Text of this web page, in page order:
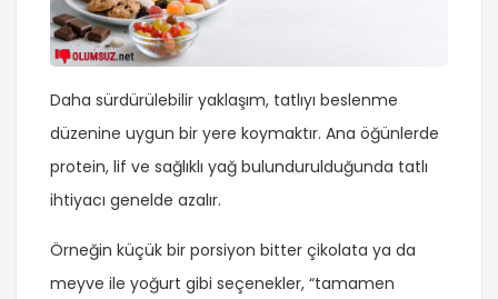
Daha sürdürülebilir yaklaşım, tatlıyı beslenme
düzenine uygun bir yere koymaktır. Ana öğünlerde
protein, lif ve sağlıklı yağ bulundurulduğunda tatlı
ihtiyacı genelde azalır.
Örneğin küçük bir porsiyon bitter çikolata ya da
meyve ile yoğurt gibi seçenekler, “tamamen